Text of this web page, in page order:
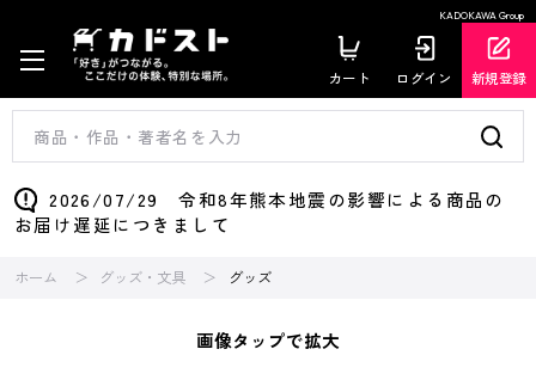
KADOKAWA Group
カート ログイン 新規登録
2026/07/29 令和8年熊本地震の影響による商品の
お届け遅延につきまして
ホーム グッズ・文具 グッズ
画像タップで拡大